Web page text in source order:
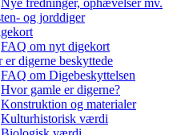
Nye fredninger, ophævelser mv.
og jorddiger
FAQ om nyt digekort
er digerne beskyttede
FAQ om Digebeskyttelsen
Hvor gamle er digerne?
Konstruktion og materialer
Kulturhistorisk værdi